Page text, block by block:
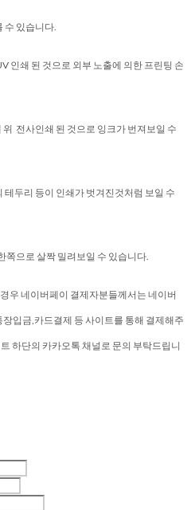
수 있습니다.
인쇄 된 것으로 외부 노출에 의한 프린팅 손
전사인쇄 된 것으로 잉크가 번져보일 수
두리 등이 인쇄가 벗겨진것처럼 보일 수
쪽으로 살짝 밀려보일 수 있습니다.
우 네이버페이 결제자분들께서는 네이버
입금,카드결제 등 사이트를 통해 결제해주
하단의 카카오톡 채널로 문의 부탁드립니